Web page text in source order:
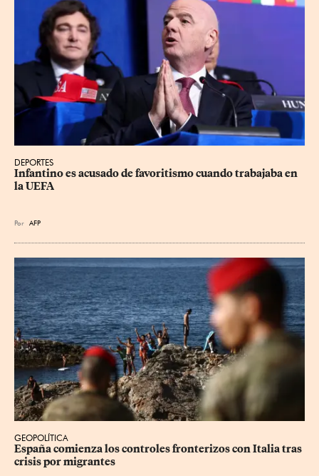
DEPORTES
Infantino es acusado de favoritismo cuando trabajaba en
la UEFA
Por AFP
GEOPOLÍTICA
España comienza los controles fronterizos con Italia tras
crisis por migrantes